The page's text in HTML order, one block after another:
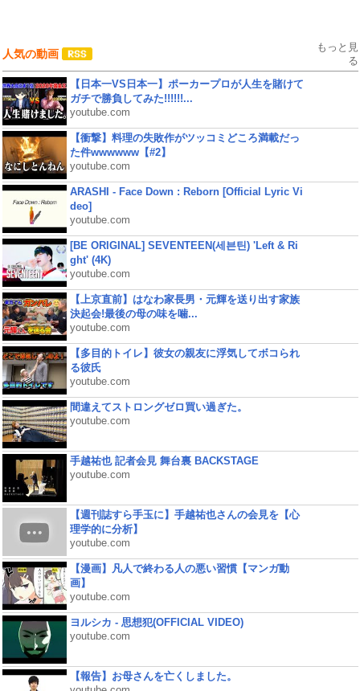
人気の動画
もっと見
る
【日本一VS日本一】ポーカープロが人生を賭けて
ガチで勝負してみた!!!!!!...
youtube.com
【衝撃】料理の失敗作がツッコミどころ満載だっ
た件wwwwww【#2】
youtube.com
ARASHI - Face Down : Reborn [Official Lyric Vi
deo]
youtube.com
[BE ORIGINAL] SEVENTEEN(세븐틴) 'Left & Ri
ght' (4K)
youtube.com
【上京直前】はなわ家長男・元輝を送り出す家族
決起会!最後の母の味を噛...
youtube.com
【多目的トイレ】彼女の親友に浮気してボコられ
る彼氏
youtube.com
間違えてストロングゼロ買い過ぎた。
youtube.com
手越祐也 記者会見 舞台裏 BACKSTAGE
youtube.com
【週刊誌すら手玉に】手越祐也さんの会見を【心
理学的に分析】
youtube.com
【漫画】凡人で終わる人の悪い習慣【マンガ動
画】
youtube.com
ヨルシカ - 思想犯(OFFICIAL VIDEO)
youtube.com
【報告】お母さんを亡くしました。